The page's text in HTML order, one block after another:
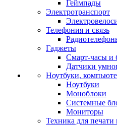
Геймпады
Электротранспорт
Телефония и связь
Гаджеты
Смарт-часы и
Датчики
Ноутбуки,
Ноутбуки
Моноблоки
Системные
Мониторы
Техника для печати